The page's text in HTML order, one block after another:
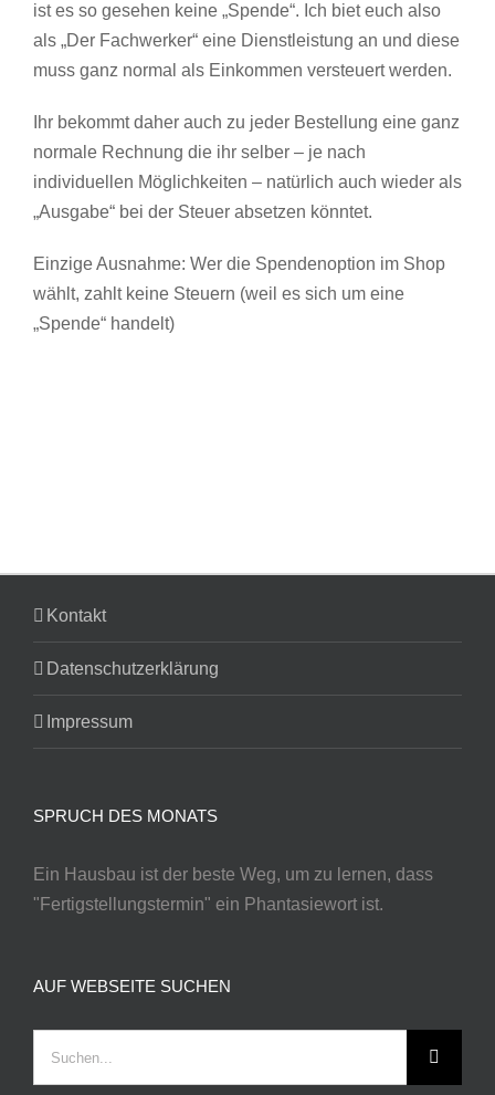
ist es so gesehen keine „Spende“. Ich biet euch also
als „Der Fachwerker“ eine Dienstleistung an und diese
muss ganz normal als Einkommen versteuert werden.
Ihr bekommt daher auch zu jeder Bestellung eine ganz
normale Rechnung die ihr selber – je nach
individuellen Möglichkeiten – natürlich auch wieder als
„Ausgabe“ bei der Steuer absetzen könntet.
Einzige Ausnahme: Wer die Spendenoption im Shop
wählt, zahlt keine Steuern (weil es sich um eine
„Spende“ handelt)
Kontakt
Datenschutzerklärung
Impressum
SPRUCH DES MONATS
Ein Hausbau ist der beste Weg, um zu lernen, dass
"Fertigstellungstermin" ein Phantasiewort ist.
AUF WEBSEITE SUCHEN